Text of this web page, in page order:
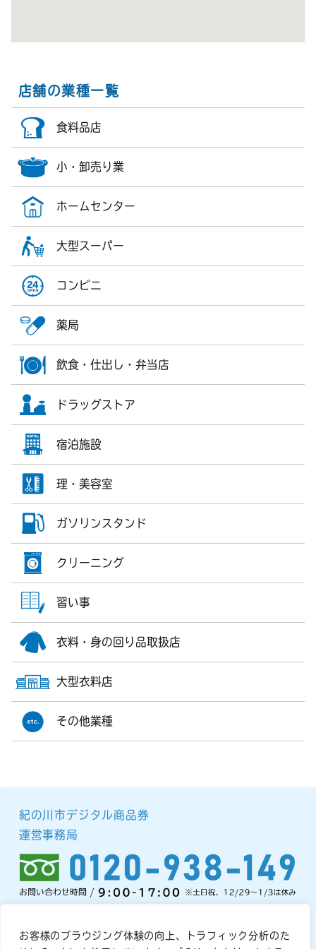
お客様のブラウジング体験の向上、トラフィック分析のた
店舗の業種一覧
食料品店
小・卸売り業
ホームセンター
大型スーパー
コンビニ
薬局
飲食・仕出し・弁当店
ドラッグストア
宿泊施設
理・美容室
ガソリンスタンド
クリーニング
習い事
衣料・身の回り品取扱店
大型衣料店
その他業種
紀の川市デジタル商品券
運営事務局